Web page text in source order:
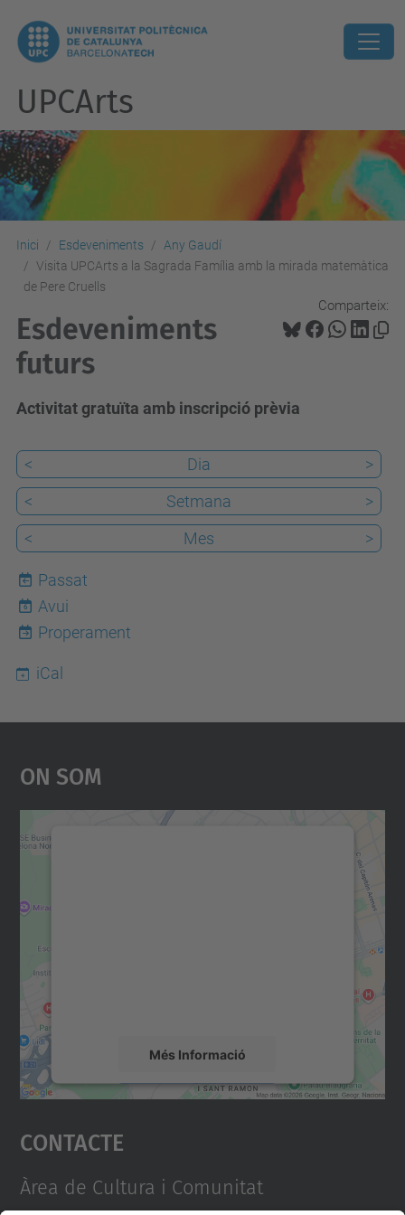
UPCArts
Inici Esdeveniments
Any Gaudí
Visita UPCArts a la Sagrada Família amb la mirada matemàtica
de Pere Cruells
Comparteix:
Esdeveniments
futurs
Activitat gratuïta amb inscripció prèvia
< Dia
>
<
Setmana
>
<
Mes >
Passat
6
Avui
Properament
iCal
On Som
Més Informació
Accepta
powered by
Contacte
Àrea de Cultura i Comunitat